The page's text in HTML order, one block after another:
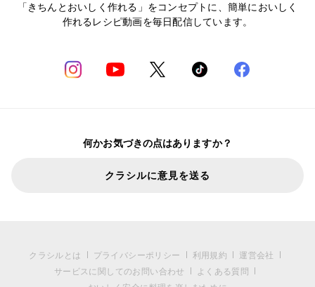
「きちんとおいしく作れる」をコンセプトに、簡単においしく
作れるレシピ動画を毎日配信しています。
何かお気づきの点はありますか？
クラシルに意見を送る
クラシルとは プライバシーポリシー 利用規約
運営会社
サービスに関してのお問い合わせ
よくある質問